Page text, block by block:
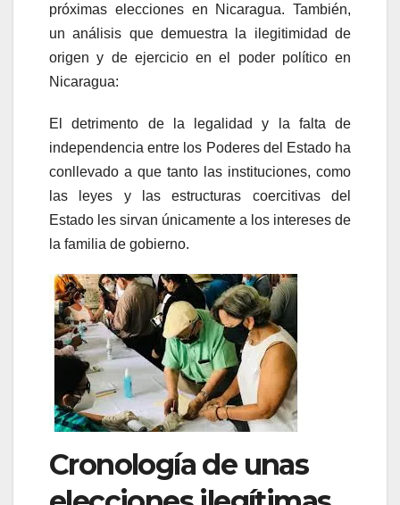
próximas elecciones en Nicaragua. También,
un análisis que demuestra la ilegitimidad de
origen y de ejercicio en el poder político en
Nicaragua:
El detrimento de la legalidad y la falta de
independencia entre los Poderes del Estado ha
conllevado a que tanto las instituciones, como
las leyes y las estructuras coercitivas del
Estado les sirvan únicamente a los intereses de
la familia de gobierno.
Cronología de unas